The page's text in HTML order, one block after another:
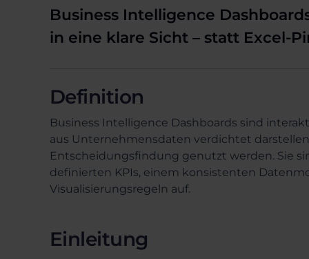
Business Intelligence
in eine klare Sicht – statt Excel-
Definition
Business Intelligence Dashboards sind
aus Unternehmensdaten verdichtet
Entscheidungsfindung genutzt werden. Sie
definierten KPIs, einem konsistenten
Visualisierungsregeln auf.
Einleitung